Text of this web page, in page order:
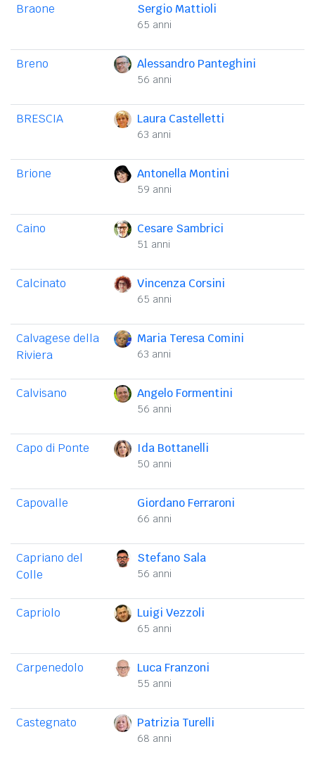
Braone Sergio Mattioli
65 anni
Breno Alessandro Panteghini
56 anni
BRESCIA Laura Castelletti
63 anni
Brione Antonella Montini
59 anni
Caino Cesare Sambrici
51 anni
Calcinato Vincenza Corsini
65 anni
Calvagese della
Riviera
Maria Teresa Comini
63 anni
Calvisano Angelo Formentini
56 anni
Capo di Ponte Ida Bottanelli
50 anni
Capovalle Giordano Ferraroni
66 anni
Capriano del
Colle
Stefano Sala
56 anni
Capriolo Luigi Vezzoli
65 anni
Carpenedolo Luca Franzoni
55 anni
Castegnato Patrizia Turelli
68 anni